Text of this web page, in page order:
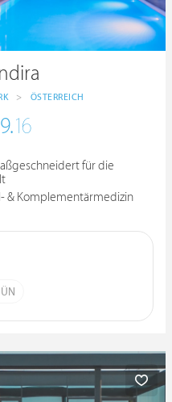
> ÖSTERREICH
9.16
für die
& Komplementärmedizin